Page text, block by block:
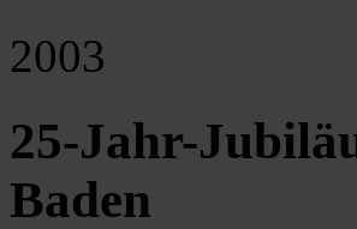
2003
25-Jahr-
Baden